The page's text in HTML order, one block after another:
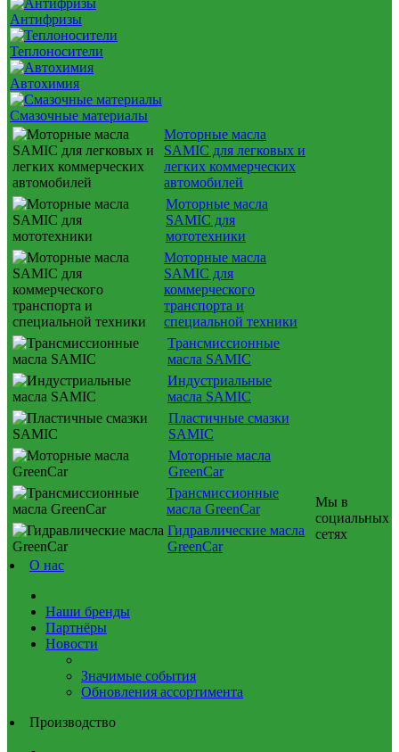
Антифризы
Теплоносители
Автохимия
Смазочные материалы
Моторные масла
SAMIC для легковых и
легких коммерческих
автомобилей
Моторные масла
SAMIC для
мототехники
Моторные масла
SAMIC для
коммерческого
транспорта и
специальной техники
Трансмиссионные
масла SAMIC
Индустриальные
масла SAMIC
Пластичные смазки
SAMIC
Моторные масла
GreenCar
Трансмиссионные
масла GreenCar
Гидравлические масла
GreenCar
О нас
Наши бренды
Партнёры
Новости
Значимые события
Обновления ассортимента
Производство
Мы в
социальных
сетях